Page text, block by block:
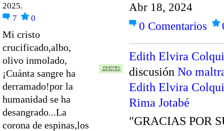
2025.
7
0
Mi cristo
crucificado,albo,
olivo inmolado,
¡Cuánta sangre ha
derramado!por la
humanidad se ha
desangrado...La
corona de espinas,los
Abr 18, 2024
0 Comentarios
ESCRITORA
DISTINGUIDA
Edith Elvira
discusión No
Edith Elvira
Rima Jotabé
"GRACIAS POR